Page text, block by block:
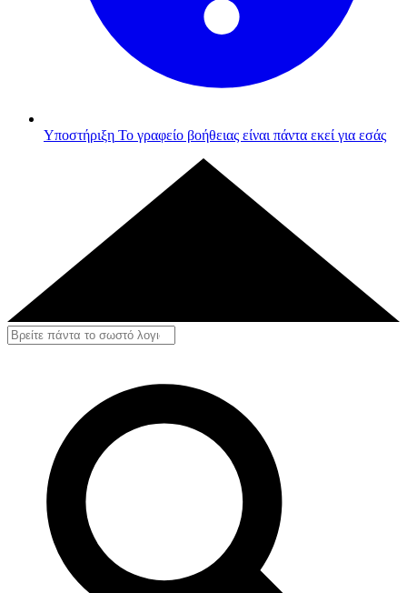
Υποστήριξη Το γραφείο βοήθειας είναι πάντα εκεί για εσάς